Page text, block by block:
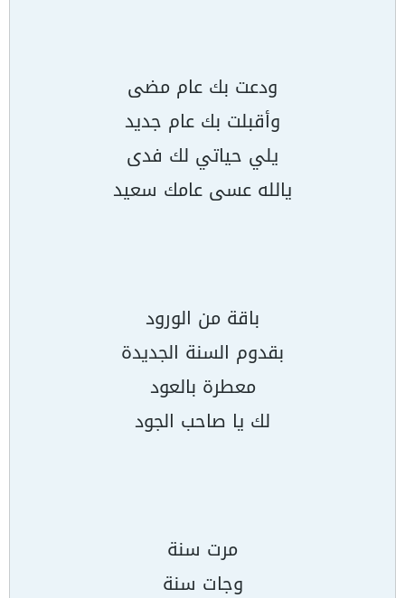
ودعت بك عام مضى
وأقبلت بك عام جديد
يلي حياتي لك فدى
يالله عسى عامك سعيد
باقة من الورود
بقدوم السنة الجديدة
معطرة بالعود
لك يا صاحب الجود
مرت سنة
وجات سنة